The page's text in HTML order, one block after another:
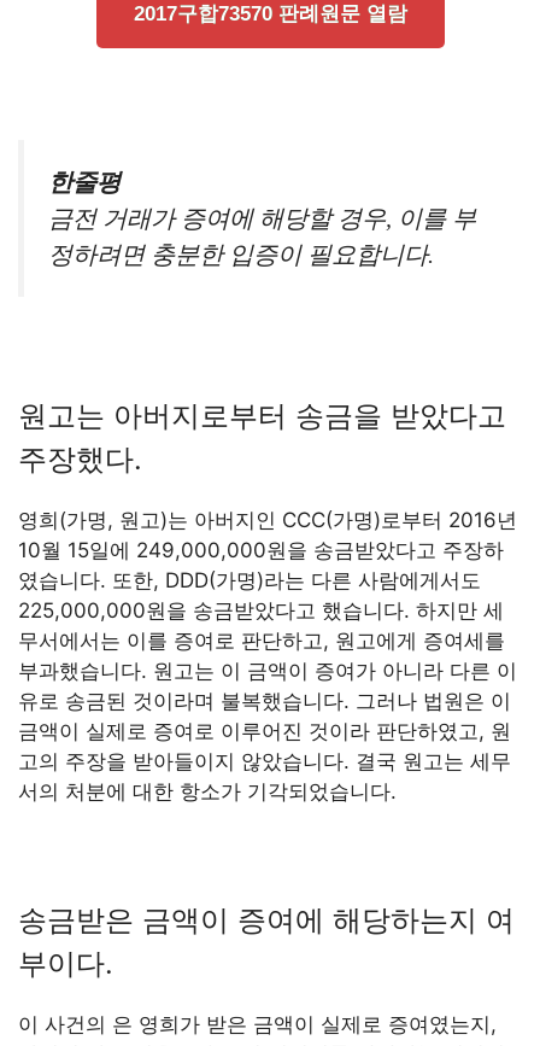
2017구합73570 판례원문 열람
한줄평
금전 거래가 증여에 해당할 경우, 이를 부
정하려면 충분한 입증이 필요합니다.
원고는 아버지로부터 송금을 받았다고
주장했다.
영희(가명, 원고)는 아버지인 CCC(가명)로부터 2016년
10월 15일에 249,000,000원을 송금받았다고 주장하
였습니다. 또한, DDD(가명)라는 다른 사람에게서도
225,000,000원을 송금받았다고 했습니다. 하지만 세
무서에서는 이를 증여로 판단하고, 원고에게 증여세를
부과했습니다. 원고는 이 금액이 증여가 아니라 다른 이
유로 송금된 것이라며 불복했습니다. 그러나 법원은 이
금액이 실제로 증여로 이루어진 것이라 판단하였고, 원
고의 주장을 받아들이지 않았습니다. 결국 원고는 세무
서의 처분에 대한 항소가 기각되었습니다.
송금받은 금액이 증여에 해당하는지 여
부이다.
이 사건의 은 영희가 받은 금액이 실제로 증여였는지,